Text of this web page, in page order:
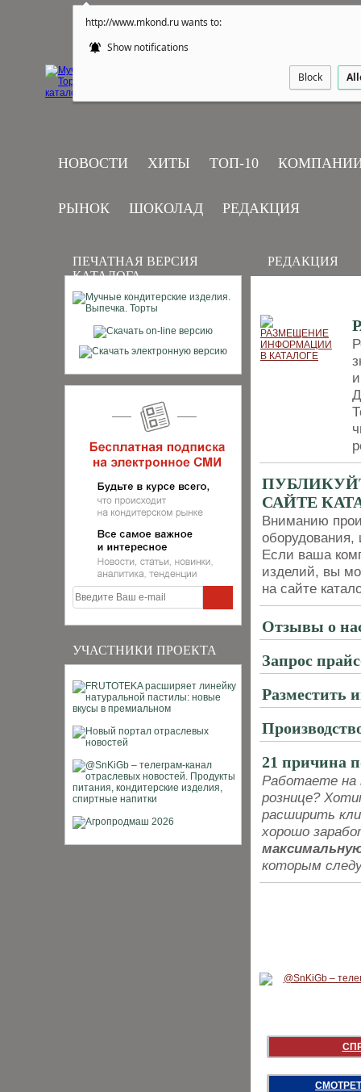
http://www.mkond.ru wants to:
Show notifications
Block
НОВОСТИ ХИТЫ ТОП-10
РЫНОК ШОКОЛАД РЕДАКЦИЯ
ПЕЧАТНАЯ ВЕРСИЯ
КАТАЛОГА
УЧАСТНИКИ ПРОЕКТА
РЕДАКЦИЯ
САЙТЕ
Вниманию
оборудования,
Если ваша
изделий, вы
на сайте
Отзывы о
Запрос
Разместить
21 причина
Работаете на
рознице?
расширить
хорошо
которым